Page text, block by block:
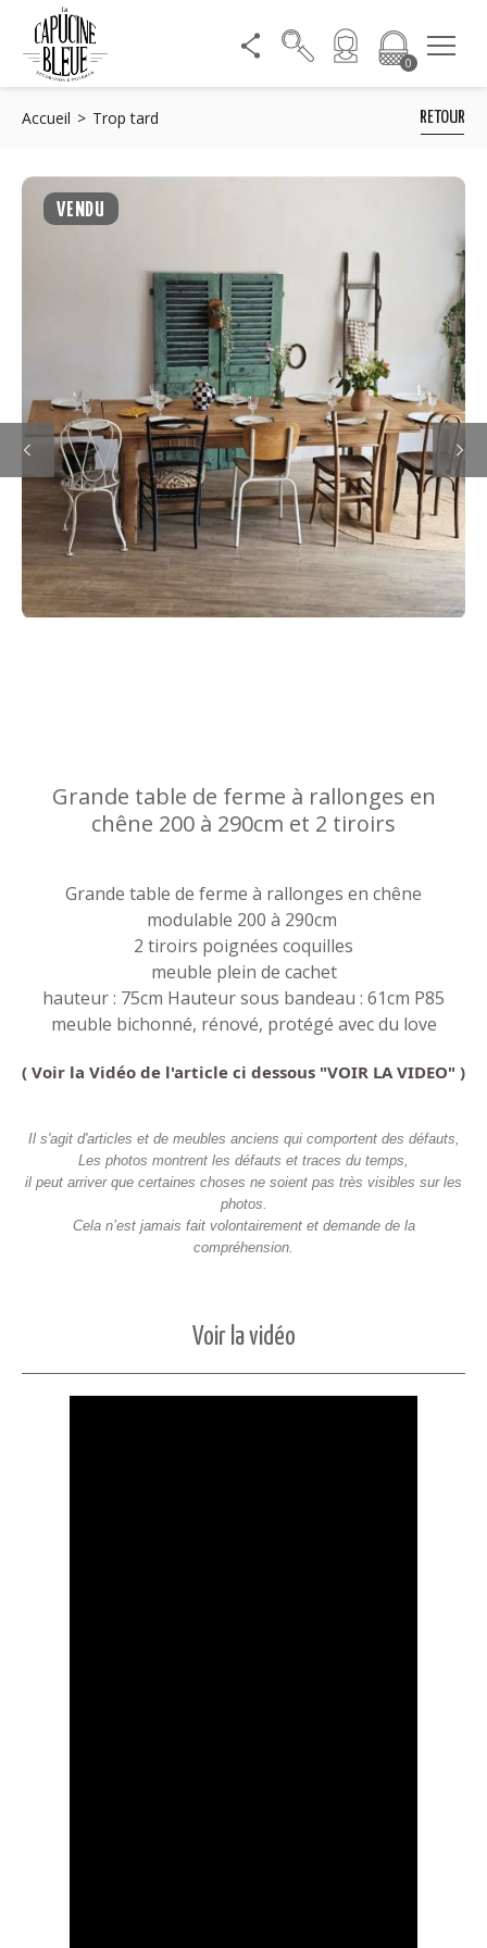
0
RETOUR
Accueil Trop tard
VENDU
Grande table de ferme à rallonges en
chêne 200 à 290cm et 2 tiroirs
Grande table de ferme à rallonges en chêne
modulable 200 à 290cm
2 tiroirs poignées coquilles
meuble plein de cachet
hauteur : 75cm Hauteur sous bandeau : 61cm P85
meuble bichonné, rénové, protégé avec du love
( Voir la Vidéo de l'article ci dessous "VOIR LA VIDEO" )
Il s'agit d'articles et de meubles anciens qui comportent des défauts,
Les photos montrent les défauts et traces du temps,
il peut arriver que certaines choses ne soient pas très visibles sur les
photos.
Cela n’est jamais fait volontairement et demande de la
compréhension.
Voir la vidéo